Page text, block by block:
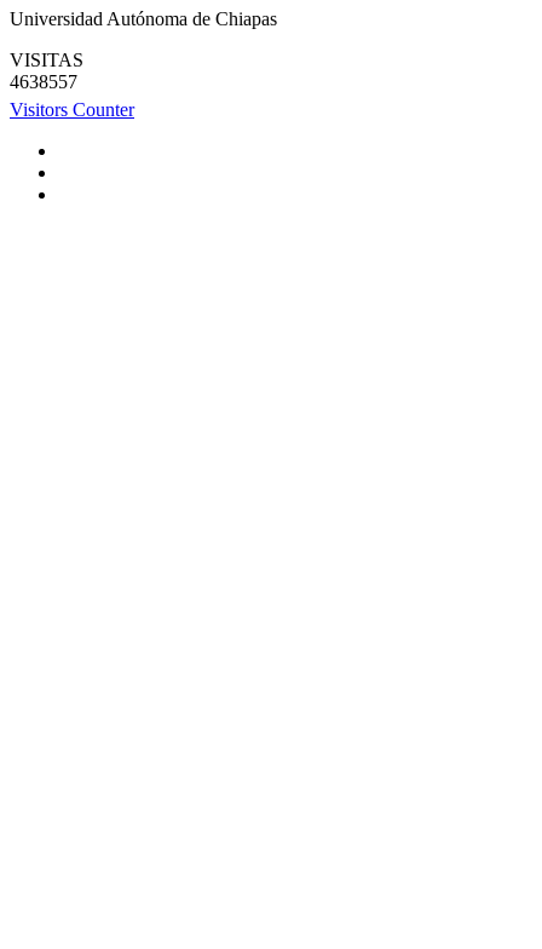
Universidad Autónoma de Chiapas
VISITAS
4638557
Visitors Counter